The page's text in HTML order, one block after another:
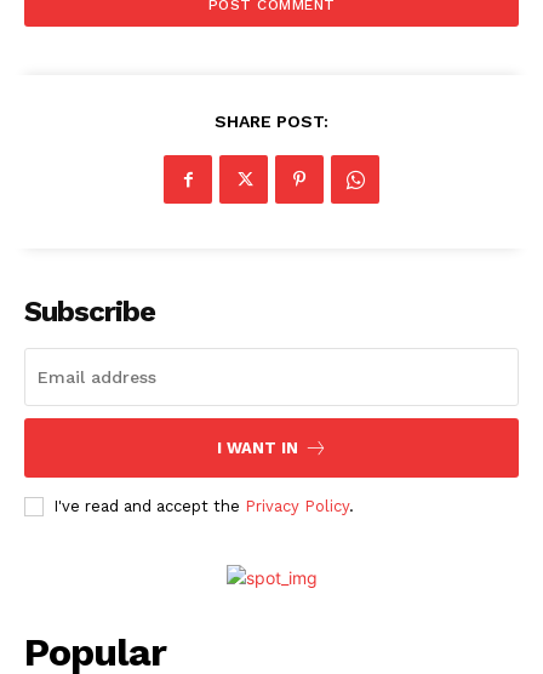
SHARE POST:
Subscribe
I WANT IN
I've read and accept the Privacy Policy.
Popular